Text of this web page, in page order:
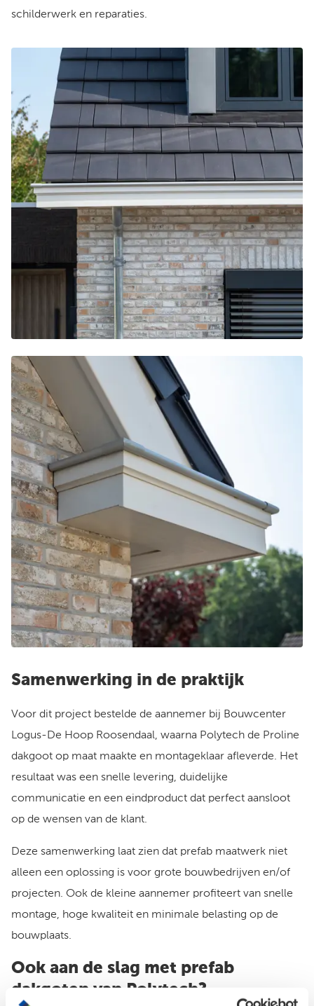
schilderwerk en reparaties.
Samenwerking in de praktijk
Voor dit project bestelde de aannemer bij Bouwcenter
Logus-De Hoop Roosendaal, waarna Polytech de Proline
dakgoot op maat maakte en montageklaar afleverde. Het
resultaat was een snelle levering, duidelijke
communicatie en een eindproduct dat perfect aansloot
op de wensen van de klant.
Deze samenwerking laat zien dat prefab maatwerk niet
alleen een oplossing is voor grote bouwbedrijven en/of
projecten. Ook de kleine aannemer profiteert van snelle
montage, hoge kwaliteit en minimale belasting op de
bouwplaats.
Ook aan de slag met prefab
dakgoten van Polytech?